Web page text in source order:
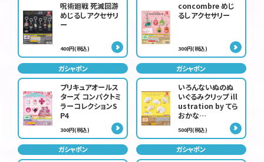
呪術廻戦 死滅回游
めじるしアクセサリ
ー
400円(税込)
concombre めじ
るしアクセサリー
300円(税込)
ガシャポン
プリキュアオールス
ターズ コンパクトミ
ラーコレクションS
P4
300円(税込)
ガシャポン
いろんないぬのぬ
いぐるみクリップ ill
ustration by てら
おかな…
500円(税込)
ガシャポン ガシャポン